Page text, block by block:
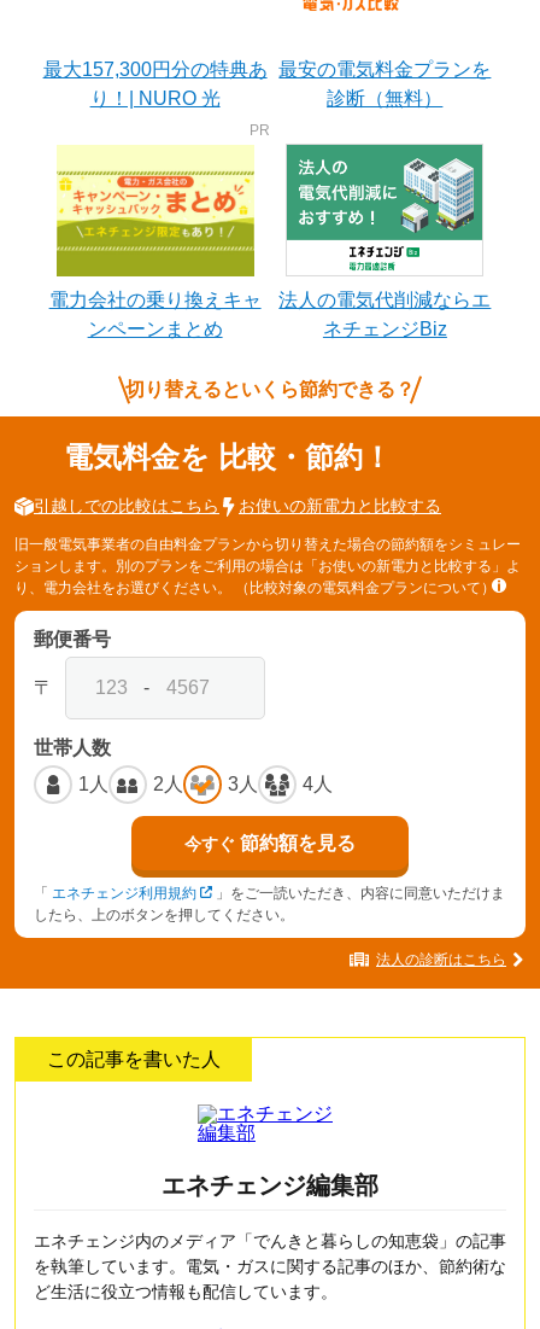
最大157,300円分の特典あ
り！| NURO 光
最安の電気料金プランを
診断（無料）
電力会社の乗り換えキャ
ンペーンまとめ
法人の電気代削減ならエ
ネチェンジBiz
切り替えるといくら節約できる？
電気料金を 比較・節約！
引越しでの比較はこちら お使いの新電力と比較する
旧一般電気事業者の自由料金プランから切り替えた場合の節約額をシミュレー
ションします。別のプランをご利用の場合は「お使いの新電力と比較する」よ
り、電力会社をお選びください。
（比較対象の電気料金プランについて）
郵便番号
〒 -
世帯人数
1人
2人 3人 4人
今すぐ 節約額を見る
「 エネチェンジ利用規約
」をご一読いただき、内容に同意いただけま
したら、上のボタンを押してください。
法人の診断はこちら
この記事を書いた人
エネチェンジ編集部
エネチェンジ内のメディア「でんきと暮らしの知恵袋」の記事
を執筆しています。電気・ガスに関する記事のほか、節約術な
ど生活に役立つ情報も配信しています。